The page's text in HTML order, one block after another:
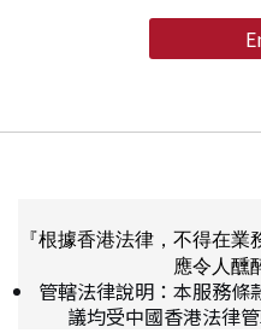
『根據香港法律，不得在
應令人醺
管轄法律說明：本服務條
議均受中國香港法律